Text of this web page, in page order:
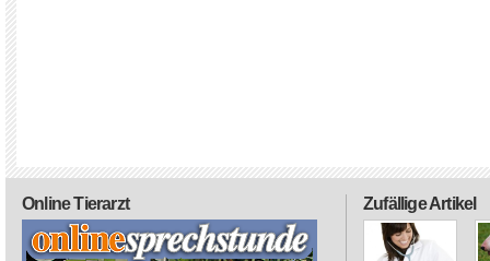
Zufällige Artikel
Online Tierarzt